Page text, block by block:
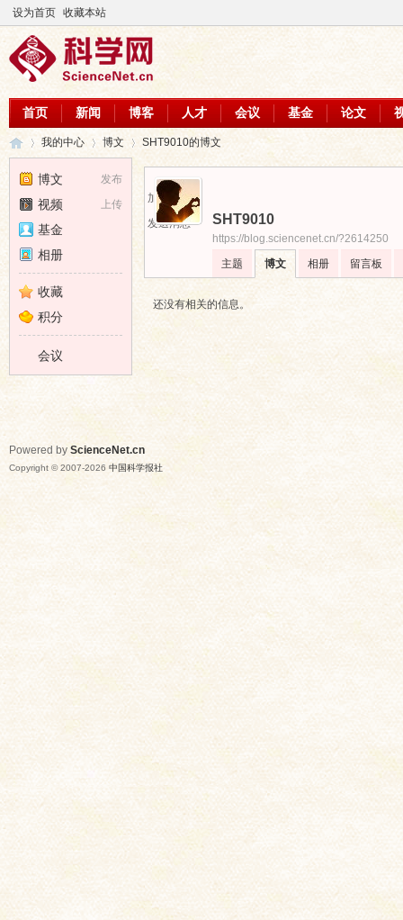
设为首页 收藏本站
首页 新闻 博客 人才 会议 基金 论文
›
我的中心 博文 SHT9010的博文
加为好友
发送消息
SHT9010
https://blog.sciencenet.cn/?2614250
主题
博文 相册 留言板
还没有相关的信息。
发布
博文
上传
视频
基金
相册
收藏
积分
会议
Powered by ScienceNet.cn
Copyright © 2007-2026 中国科学报社